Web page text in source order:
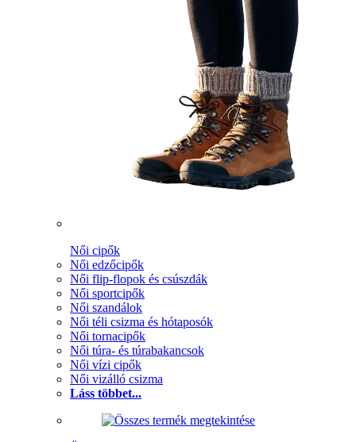
Női cipők
Női edzőcipők
Női flip-flopok és csúszdák
Női sportcipők
Női szandálok
Női téli csizma és hótaposók
Női tornacipők
Női túra- és túrabakancsok
Női vízi cipők
Női vizálló csizma
Láss többet...